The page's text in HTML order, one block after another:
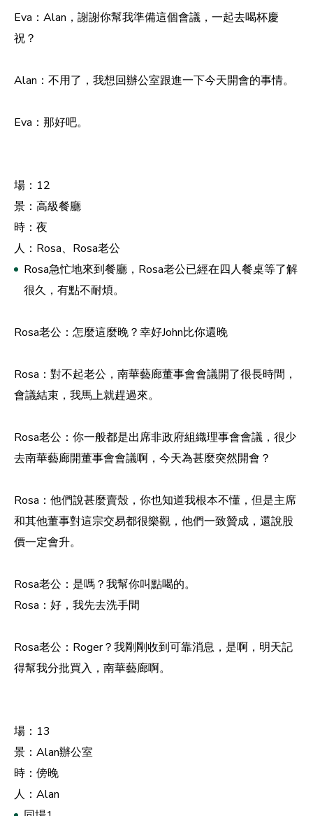
Eva：Alan，謝謝你幫我準備這個會議，一起去喝杯慶
祝？
Alan：不用了，我想回辦公室跟進一下今天開會的事情。
Eva：那好吧。
場：12
景：高級餐廳
時：夜
人：Rosa、Rosa老公
Rosa急忙地來到餐廳，Rosa老公已經在四人餐桌等了解
很久，有點不耐煩。
Rosa老公：怎麼這麼晚？幸好John比你還晚
Rosa：對不起老公，南華藝廊董事會會議開了很長時間，
會議結束，我馬上就趕過來。
Rosa老公：你一般都是出席非政府組織理事會會議，很少
去南華藝廊開董事會會議啊，今天為甚麼突然開會？
Rosa：他們說甚麼賣殼，你也知道我根本不懂，但是主席
和其他董事對這宗交易都很樂觀，他們一致贊成，還說股
價一定會升。
Rosa老公：是嗎？我幫你叫點喝的。
Rosa：好，我先去洗手間
Rosa老公：Roger？我剛剛收到可靠消息，是啊，明天記
得幫我分批買入，南華藝廊啊。
場：13
景：Alan辦公室
時：傍晚
人：Alan